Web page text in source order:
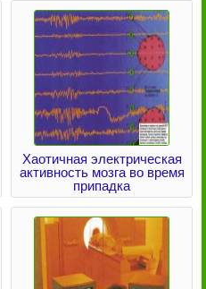
Хаотичная электрическая
активность мозга во время
припадка